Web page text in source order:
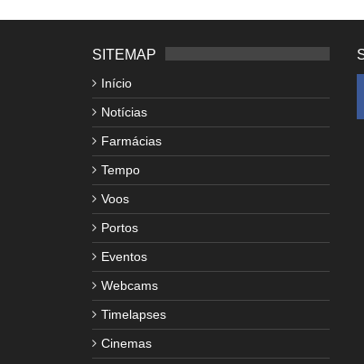
SITEMAP
Início
Notícias
Farmácias
Tempo
Voos
Portos
Eventos
Webcams
Timelapses
Cinemas